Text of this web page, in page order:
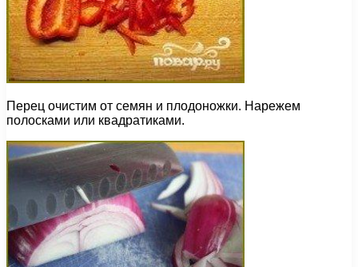
Перец очистим от семян и плодоножки. Нарежем
полосками или квадратиками.